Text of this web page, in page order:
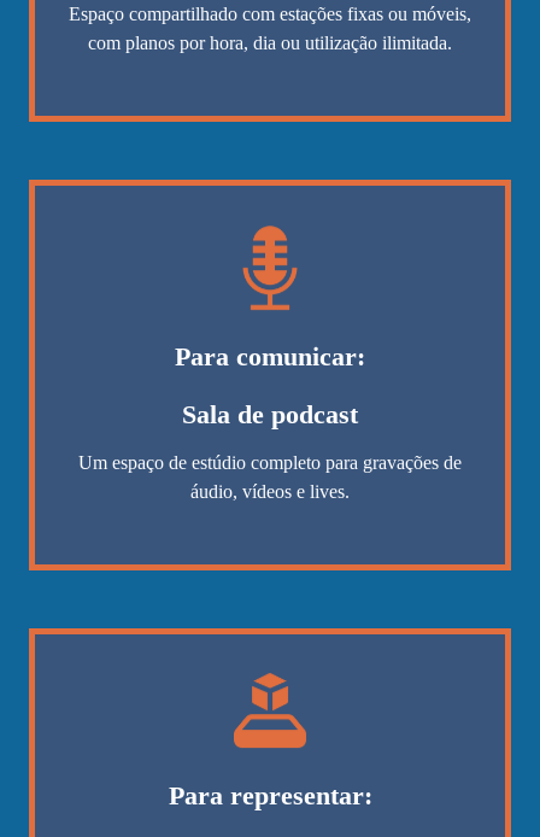
Espaço compartilhado com estações fixas ou móveis,
com planos por hora, dia ou utilização ilimitada.
Para comunicar:
Sala de podcast
Um espaço de estúdio completo para gravações de
áudio, vídeos e lives.
Para representar: